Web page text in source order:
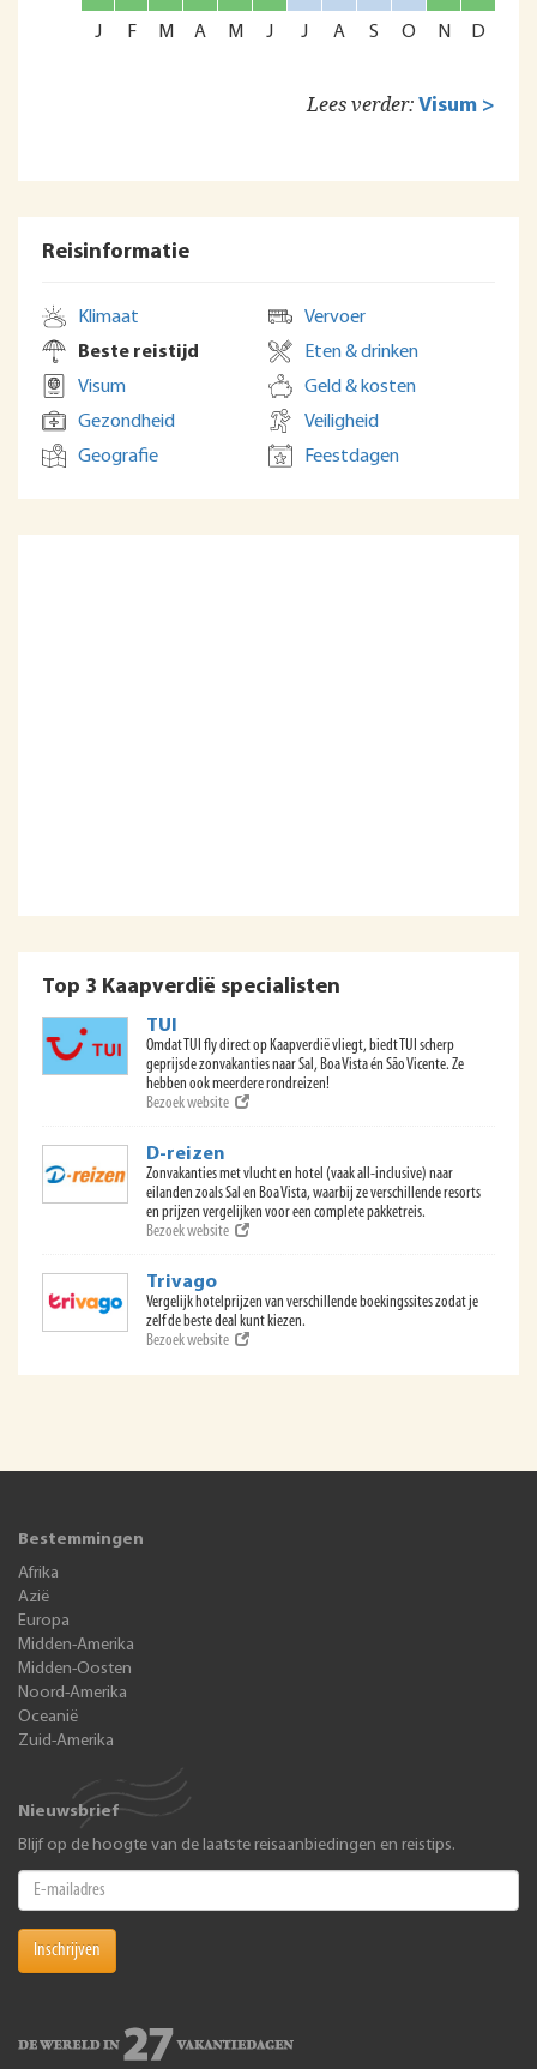
J F M A M J J A S O N D
Lees verder: Visum >
Reisinformatie
Klimaat
Beste reistijd
Visum
Gezondheid
Geografie
Vervoer
Eten & drinken
Geld & kosten
Veiligheid
Feestdagen
Top 3 Kaapverdië specialisten
TUI
Omdat TUI fly direct op Kaapverdië vliegt, biedt TUI scherp
geprijsde zonvakanties naar Sal, Boa Vista én São Vicente. Ze
hebben ook meerdere rondreizen!
Bezoek website
D-reizen
Zonvakanties met vlucht en hotel (vaak all-inclusive) naar
eilanden zoals Sal en Boa Vista, waarbij ze verschillende resorts
en prijzen vergelijken voor een complete pakketreis.
Bezoek website
Trivago
Vergelijk hotelprijzen van verschillende boekingssites zodat je
zelf de beste deal kunt kiezen.
Bezoek website
Bestemmingen
Afrika
Azië
Europa
Midden-Amerika
Midden-Oosten
Noord-Amerika
Oceanië
Zuid-Amerika
Nieuwsbrief
Blijf op de hoogte van de laatste reisaanbiedingen en reistips.
Inschrijven